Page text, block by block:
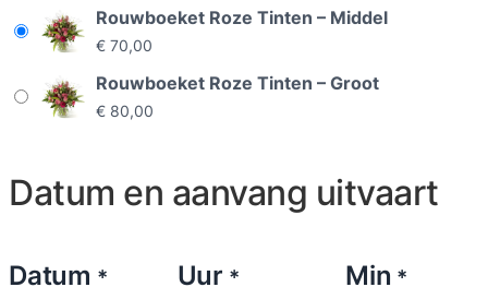
klantbeoorde
s
l
e
Rouwboeket Roze Tinten – Middel
€ 70,00
Rouwboeket Roze Tinten – Groot
€ 80,00
Datum en aanvang uitvaart
Datum * Uur * Min *